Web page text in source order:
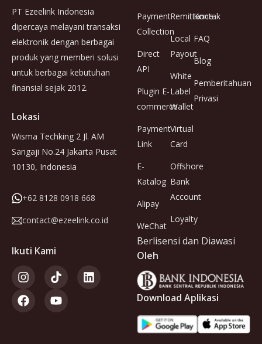
PT Ezeelink Indonesia
dipercaya melayani transaksi
elektronik dengan berbagai
produk yang memberi solusi
untuk berbagai kebutuhan
finansial sejak 2012.
Lokasi
Wisma Techking 2 Jl. AM
Sangaji No.24 Jakarta Pusat
10130, Indonesia
+62 8128 0918 668
contact@ezeelink.co.id
Ikuti Kami
Payment
Collection
Direct
API
Plugin E-
commerce
Payment
Link
E-
Katalog
Alipay
WeChat
Remittance
Local
Payout
White
Label
Wallet
Virtual
Card
Offshore
Bank
Account
Loyalty
Kontak
FAQ
Blog
Pemberitahuan
Privasi
Berlisensi dan Diawasi
Oleh
Download Aplikasi